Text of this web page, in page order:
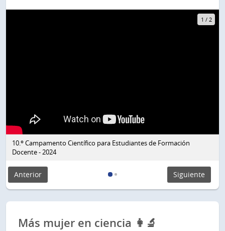
1 / 2
10.º Campamento Científico para Estudiantes de Formación
Docente - 2024
Anterior Siguiente
Más mujer en ciencia 👩‍🔬